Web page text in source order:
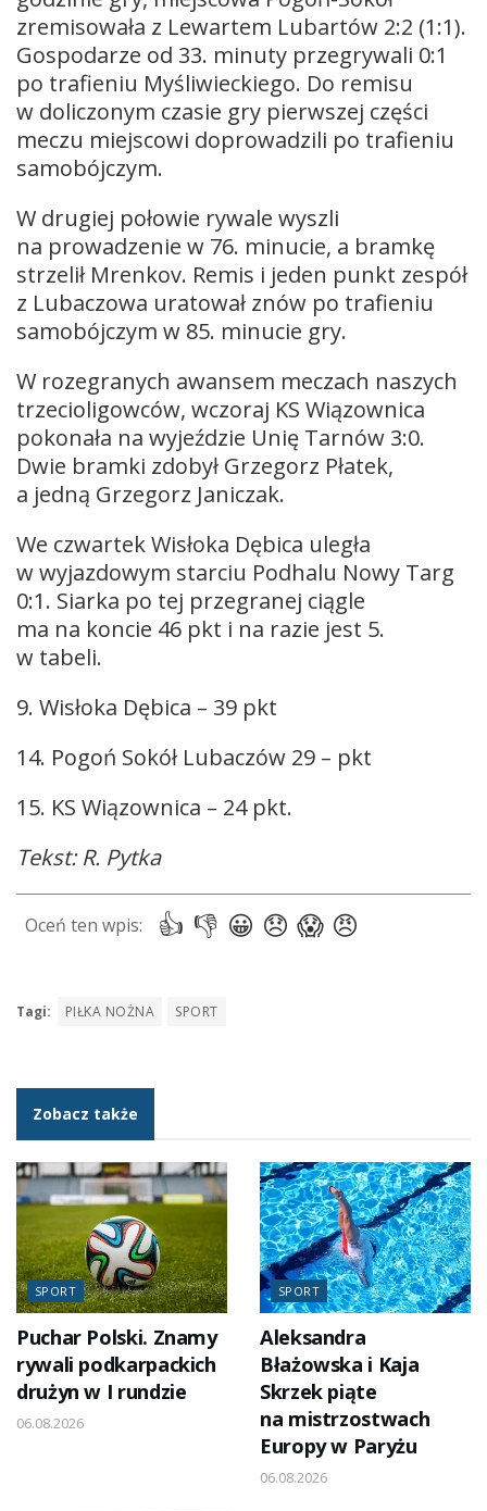
zremisowała z Lewartem Lubartów 2:2 (1:1).
Gospodarze od 33. minuty przegrywali 0:1
po trafieniu Myśliwieckiego. Do remisu
w doliczonym czasie gry pierwszej części
meczu miejscowi doprowadzili po trafieniu
samobójczym.
W drugiej połowie rywale wyszli
na prowadzenie w 76. minucie, a bramkę
strzelił Mrenkov. Remis i jeden punkt zespół
z Lubaczowa uratował znów po trafieniu
samobójczym w 85. minucie gry.
W rozegranych awansem meczach naszych
trzecioligowców, wczoraj KS Wiązownica
pokonała na wyjeździe Unię Tarnów 3:0.
Dwie bramki zdobył Grzegorz Płatek,
a jedną Grzegorz Janiczak.
We czwartek Wisłoka Dębica uległa
w wyjazdowym starciu Podhalu Nowy Targ
0:1. Siarka po tej przegranej ciągle
ma na koncie 46 pkt i na razie jest 5.
w tabeli.
9. Wisłoka Dębica – 39 pkt
14. Pogoń Sokół Lubaczów 29 – pkt
15. KS Wiązownica – 24 pkt.
Tekst: R. Pytka
Tagi: PIŁKA NOŻNA SPORT
Zobacz także
SPORT
Puchar Polski. Znamy
rywali podkarpackich
drużyn w I rundzie
06.08.2026
SPORT
Aleksandra
Błażowska i Kaja
Skrzek piąte
na mistrzostwach
Europy w Paryżu
06.08.2026